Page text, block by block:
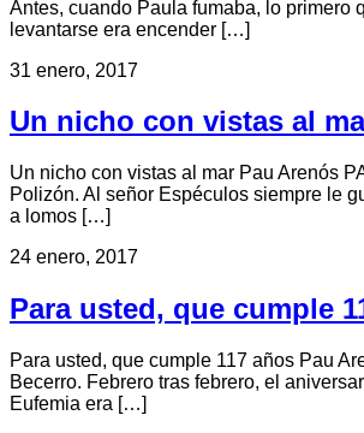
Antes, cuando Paula fumaba, lo primero
levantarse era encender […]
31 enero, 2017
Un nicho con vistas al
Un nicho con vistas al mar Pau Arenós
Polizón. Al señor Espéculos siempre le
a lomos […]
24 enero, 2017
Para usted, que cumple
Para usted, que cumple 117 años Pau
Becerro. Febrero tras febrero, el
Eufemia era […]